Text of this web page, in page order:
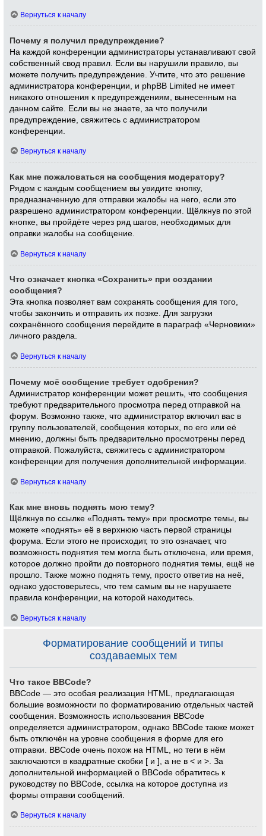
Вернуться к началу
Почему я получил предупреждение?
На каждой конференции администраторы устанавливают свой
собственный свод правил. Если вы нарушили правило, вы
можете получить предупреждение. Учтите, что это решение
администратора конференции, и phpBB Limited не имеет
никакого отношения к предупреждениям, вынесенным на
данном сайте. Если вы не знаете, за что получили
предупреждение, свяжитесь с администратором
конференции.
Вернуться к началу
Как мне пожаловаться на сообщения модератору?
Рядом с каждым сообщением вы увидите кнопку,
предназначенную для отправки жалобы на него, если это
разрешено администратором конференции. Щёлкнув по этой
кнопке, вы пройдёте через ряд шагов, необходимых для
оправки жалобы на сообщение.
Вернуться к началу
Что означает кнопка «Сохранить» при создании
сообщения?
Эта кнопка позволяет вам сохранять сообщения для того,
чтобы закончить и отправить их позже. Для загрузки
сохранённого сообщения перейдите в параграф «Черновики»
личного раздела.
Вернуться к началу
Почему моё сообщение требует одобрения?
Администратор конференции может решить, что сообщения
требуют предварительного просмотра перед отправкой на
форум. Возможно также, что администратор включил вас в
группу пользователей, сообщения которых, по его или её
мнению, должны быть предварительно просмотрены перед
отправкой. Пожалуйста, свяжитесь с администратором
конференции для получения дополнительной информации.
Вернуться к началу
Как мне вновь поднять мою тему?
Щёлкнув по ссылке «Поднять тему» при просмотре темы, вы
можете «поднять» её в верхнюю часть первой страницы
форума. Если этого не происходит, то это означает, что
возможность поднятия тем могла быть отключена, или время,
которое должно пройти до повторного поднятия темы, ещё не
прошло. Также можно поднять тему, просто ответив на неё,
однако удостоверьтесь, что тем самым вы не нарушаете
правила конференции, на которой находитесь.
Вернуться к началу
Форматирование сообщений и типы
создаваемых тем
Что такое BBCode?
BBCode — это особая реализация HTML, предлагающая
большие возможности по форматированию отдельных частей
сообщения. Возможность использования BBCode
определяется администратором, однако BBCode также может
быть отключён на уровне сообщения в форме для его
отправки. BBCode очень похож на HTML, но теги в нём
заключаются в квадратные скобки [ и ], а не в < и >. За
дополнительной информацией о BBCode обратитесь к
руководству по BBCode, ссылка на которое доступна из
формы отправки сообщений.
Вернуться к началу